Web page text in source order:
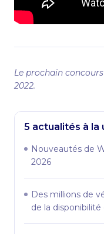
Le prochain
2022.
5 actualités à la
Nouveautés de
2026
Des millions de
de la